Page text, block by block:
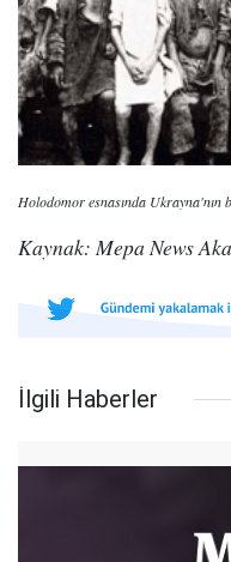
Holodomor esnasında Ukrayna'nın
Kaynak: Mepa News
İlgili Haberler